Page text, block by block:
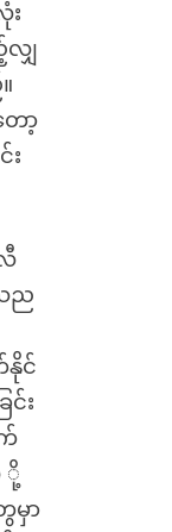
း
လျှ
ော့
း
ည
နိုင်
း
မှာ